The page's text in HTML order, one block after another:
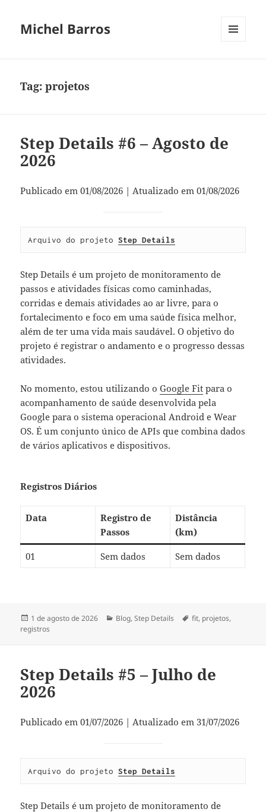
Michel Barros
Tag:projetos
Step Details #6 – Agosto de
2026
Publicado em 01/08/2026 | Atualizado em 01/08/2026
Arquivo do projeto Step Details
Step Details é um projeto de monitoramento de
passos e atividades físicas como caminhadas,
corridas e demais atividades ao ar livre, para o
fortalecimento e foco em uma saúde física melhor,
além de ter uma vida mais saudável. O objetivo do
projeto é registrar o andamento e o progresso dessas
atividades.
No momento, estou utilizando oGoogle Fit para o
acompanhamento de saúde desenvolvida pela
Google para o sistema operacional Android e Wear
OS. É um conjunto único de APIs que combina dados
de vários aplicativos e dispositivos.
Registros Diários
Data
Registro de
Passos
Distância
(km)
01 Sem dados Sem dados
Publicado
em
1 de agosto de 2026 Categorias
Blog,Step Details Tags
fit, projetos,
registros
Step Details #5 – Julho de
2026
Publicado em 01/07/2026 | Atualizado em 31/07/2026
Arquivo do projeto Step Details
Step Details é um projeto de monitoramento de